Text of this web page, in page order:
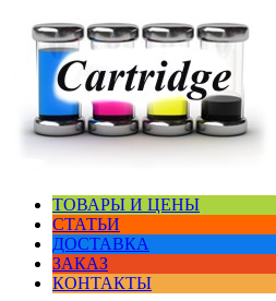
ТОВАРЫ И ЦЕНЫ
СТАТЬИ
ДОСТАВКА
ЗАКАЗ
КОНТАКТЫ